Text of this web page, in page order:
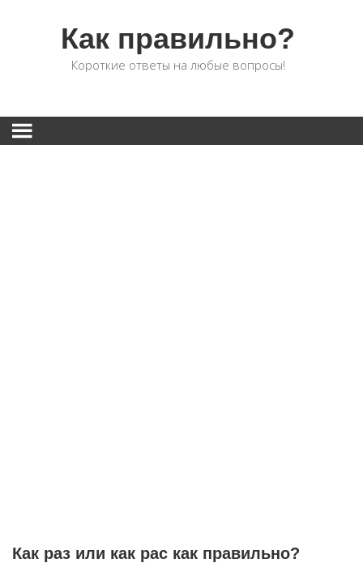
Как правильно?
Короткие ответы на любые вопросы!
Как раз или как рас как правильно?